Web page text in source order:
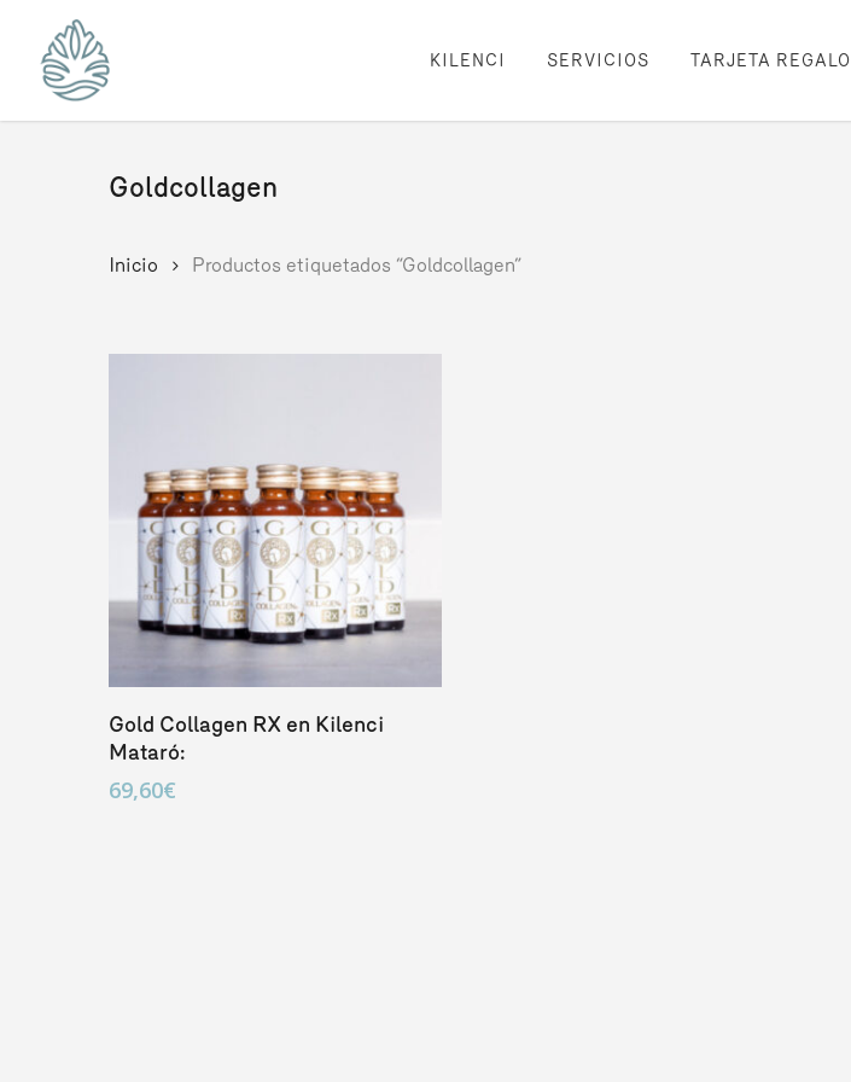
main
content
KILENCI SERVICIOS TARJETA REGALO
Goldcollagen
Inicio Productos etiquetados “Goldcollagen”
Añadir Al Carrito
Gold Collagen RX en Kilenci
Mataró:
69,60€